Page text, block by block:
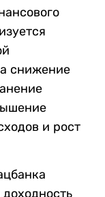
снижение
и рост